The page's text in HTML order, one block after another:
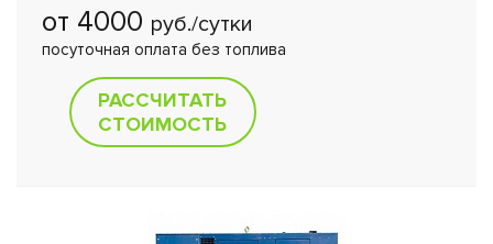
от 4000 руб./сутки
посуточная оплата без топлива
РАССЧИТАТЬ
СТОИМОСТЬ